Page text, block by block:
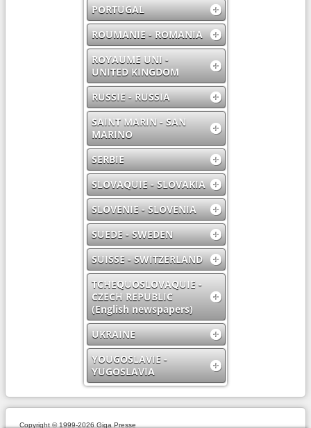
PORTUGAL
ROUMANIE - ROMANIA
ROYAUME UNI -
UNITED KINGDOM
RUSSIE - RUSSIA
SAINT MARIN - SAN
MARINO
SERBIE
SLOVAQUIE - SLOVAKIA
SLOVENIE - SLOVENIA
SUEDE - SWEDEN
SUISSE - SWITZERLAND
TCHEQUOSLOVAQUIE -
CZECH REPUBLIC
(English newspapers)
UKRAINE
YOUGOSLAVIE -
YUGOSLAVIA
Copyright © 1999-2026 Giga Presse